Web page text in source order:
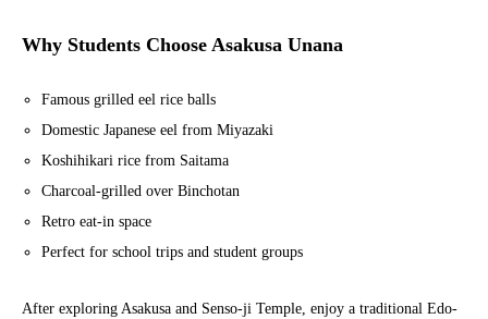
Why Students Choose Asakusa Unana
Famous grilled eel rice balls
Domestic Japanese eel from Miyazaki
Koshihikari rice from Saitama
Charcoal-grilled over Binchotan
Retro eat-in space
Perfect for school trips and student groups
After exploring Asakusa and Senso-ji Temple, enjoy a traditional Edo-